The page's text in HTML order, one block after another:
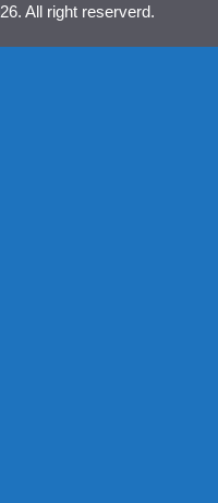
All right reserverd.